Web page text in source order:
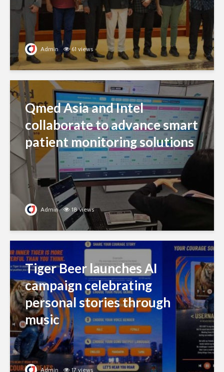
Admin 61 views
Qmed Asia and Intel
collaborate to advance smart
patient monitoring solutions
Admin 18 views
Tiger Beer launches AI
campaign celebrating
personal stories through
music
Admin 17 views